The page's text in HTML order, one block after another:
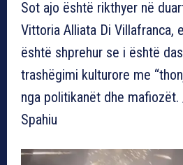
Sot ajo është rikthyer në
Vittoria Alliata Di Villafranca,
është shprehur se i është
trashëgimi kulturore me
nga politikanët dhe
Spahiu